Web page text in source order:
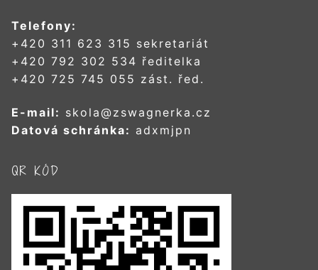
Telefony:
+420 311 623 315 sekretariát
+420 792 302 534 ředitelka
+420 725 745 055 zást. řed.
E-mail: skola@zswagnerka.cz
Datová schránka: adxmjpn
QR KÓD